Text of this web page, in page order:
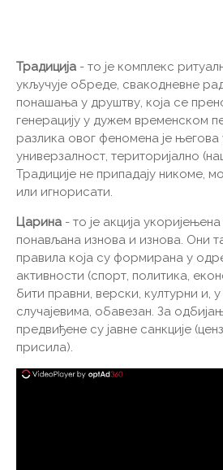
Традиција - то је комплекс
укључује обреде, свакодневне
понашања у друштву, која се
генерацију у дужем временском
разлика овог феномена је његова
универзалност, територијално
Традиције не припадају никоме,
или игнорисати.
Царина - то је акција укоријењена
понављана изнова и изнова. Они
правила која су формирана у
активности (спорт, политика,
бити правни, верски, културни и,
случајевима, обавезан. За
предвиђене су јавне санкције
присила).